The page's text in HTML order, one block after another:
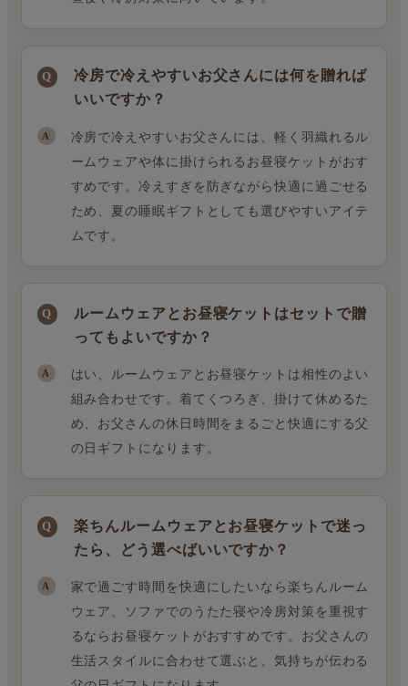
冷房で冷えやすいお父さんには何を贈れば
いいですか？
冷房で冷えやすいお父さんには、軽く羽織れるル
ームウェアや体に掛けられるお昼寝ケットがおす
すめです。冷えすぎを防ぎながら快適に過ごせる
ため、夏の睡眠ギフトとしても選びやすいアイテ
ムです。
ルームウェアとお昼寝ケットはセットで贈
ってもよいですか？
はい、ルームウェアとお昼寝ケットは相性のよい
組み合わせです。着てくつろぎ、掛けて休めるた
め、お父さんの休日時間をまるごと快適にする父
の日ギフトになります。
楽ちんルームウェアとお昼寝ケットで迷っ
たら、どう選べばいいですか？
家で過ごす時間を快適にしたいなら楽ちんルーム
ウェア、ソファでのうたた寝や冷房対策を重視す
るならお昼寝ケットがおすすめです。お父さんの
生活スタイルに合わせて選ぶと、気持ちが伝わる